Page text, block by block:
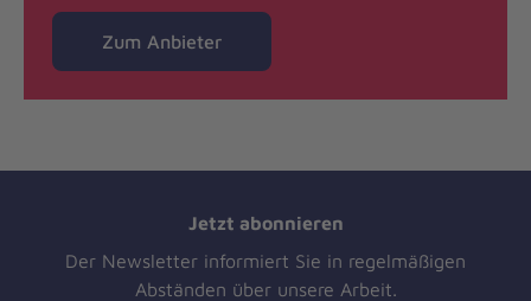
Zum Anbieter
Jetzt abonnieren
Der Newsletter informiert Sie in regelmäßigen
Abständen über unsere Arbeit.